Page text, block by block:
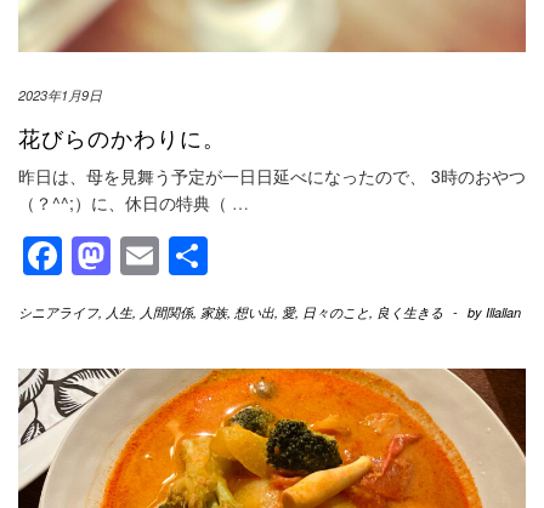
2023年1月9日
花びらのかわりに。
昨日は、母を見舞う予定が一日日延べになったので、 3時のおやつ
（？^^;）に、休日の特典（ …
Facebook
Mastodon
Email
有
シニアライフ, 人生, 人間関係, 家族, 想い出, 愛, 日々のこと, 良く生きる - by Illallan